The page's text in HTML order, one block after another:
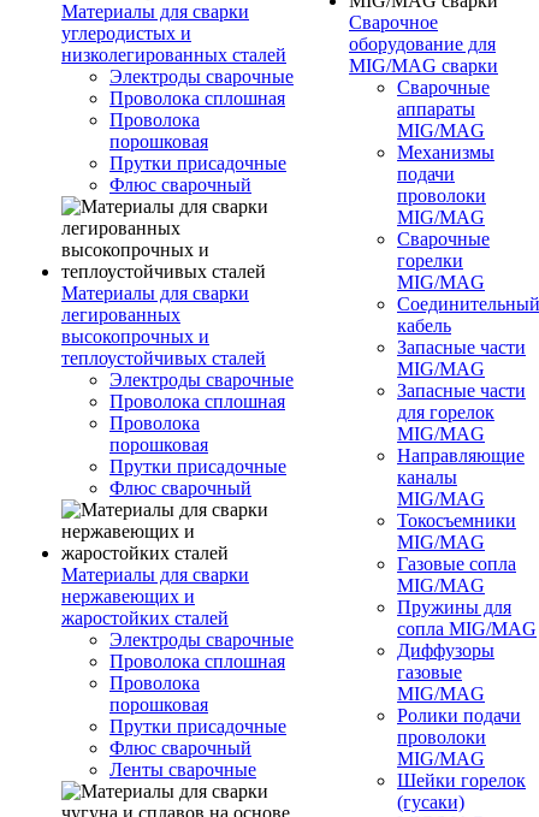
Материалы для сварки
углеродистых и
низколегированных сталей
Электроды сварочные
Проволока сплошная
Проволока
порошковая
Прутки присадочные
Флюс сварочный
Материалы для сварки
легированных
высокопрочных и
теплоустойчивых сталей
Электроды сварочные
Проволока сплошная
Проволока
порошковая
Прутки присадочные
Флюс сварочный
Материалы для сварки
нержавеющих и
жаростойких сталей
Электроды сварочные
Проволока сплошная
Проволока
порошковая
Прутки присадочные
Флюс сварочный
Ленты сварочные
Сварочное
оборудование для
MIG/MAG сварки
Сварочные
аппараты
MIG/MAG
Механизмы
подачи
проволоки
MIG/MAG
Сварочные
горелки
MIG/MAG
Соединительный
кабель
Запасные части
MIG/MAG
Запасные части
для горелок
MIG/MAG
Направляющие
каналы
MIG/MAG
Токосъемники
MIG/MAG
Газовые сопла
MIG/MAG
Пружины для
сопла MIG/MAG
Диффузоры
газовые
MIG/MAG
Ролики подачи
проволоки
MIG/MAG
Шейки горелок
(гусаки)